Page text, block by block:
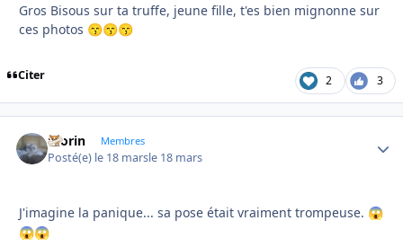
Gros Bisous sur ta truffe, jeune fille, t'es bien mignonne sur
ces photos 😙😙😙
Citer 2 3
morin Membres
Posté(e) le 18 marsle 18 mars
J'imagine la panique... sa pose était vraiment trompeuse. 😱
😱😱